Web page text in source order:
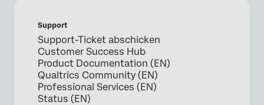
Support
Support-Ticket abschicken
Customer Success Hub
Product Documentation (EN)
Qualtrics Community (EN)
Professional Services (EN)
Status (EN)